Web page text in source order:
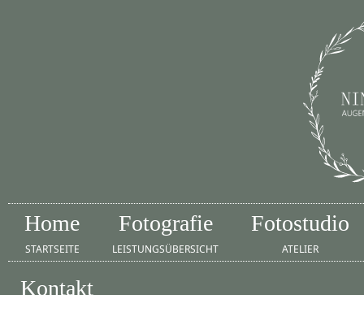
Home
STARTSEITE
Fotografie
LEISTUNGSÜBERSICHT
Fotostudio
ATELIER
Kontakt